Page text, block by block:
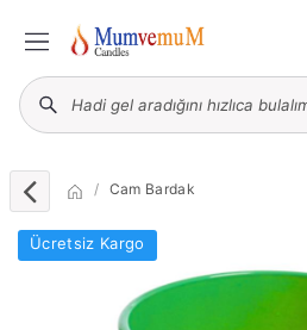
Cam Bardak
Ücretsiz Kargo